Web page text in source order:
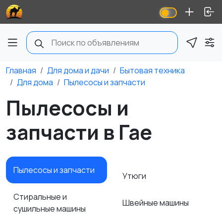
Главная Для дома и дачи
Бытовая техника
Для дома
Пылесосы и запчасти
Пылесосы и
запчасти в Гае
Пылесосы и запчасти
Стиральные и
сушильные машины
Утюги
Швейные машины